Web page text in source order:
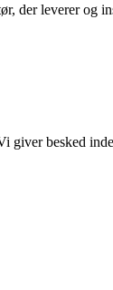
der leverer og
giver besked